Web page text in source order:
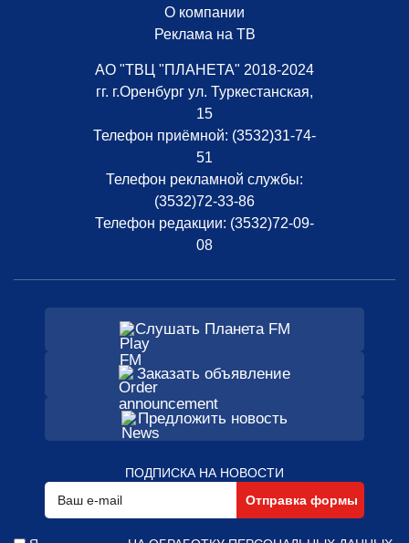
О компании
Реклама на ТВ
АО "ТВЦ "ПЛАНЕТА" 2018-2024
гг. г.Оренбург ул. Туркестанская,
15
Телефон приёмной: (3532)31-74-
51
Телефон рекламной службы:
(3532)72-33-86
Телефон редакции: (3532)72-09-
08
Слушать Планета FM
Заказать объявление
Предложить новость
ПОДПИСКА НА НОВОСТИ